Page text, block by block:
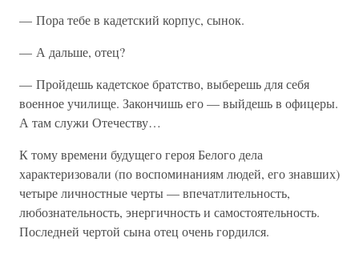
— Пора тебе в кадетский корпус, сынок.
— А дальше, отец?
— Пройдешь кадетское братство, выберешь для себя
военное училище. Закончишь его — выйдешь в офицеры.
А там служи Отечеству…
К тому времени будущего героя Белого дела
характеризовали (по воспоминаниям людей, его знавших)
четыре личностные черты — впечатлительность,
любознательность, энергичность и самостоятельность.
Последней чертой сына отец очень гордился.